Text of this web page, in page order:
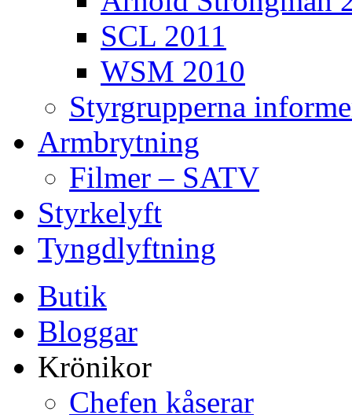
SCL 2011
WSM 2010
Styrgrupperna
Armbrytning
Filmer – SATV
Styrkelyft
Tyngdlyftning
Butik
Bloggar
Krönikor
Chefen kåserar